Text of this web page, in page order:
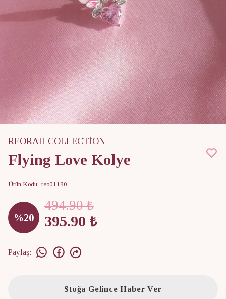
REORAH COLLECTİON
Flying Love Kolye
Ürün Kodu: reo01180
%20
494.90 ₺
395.90 ₺
Paylaş:
Stoğa Gelince Haber Ver